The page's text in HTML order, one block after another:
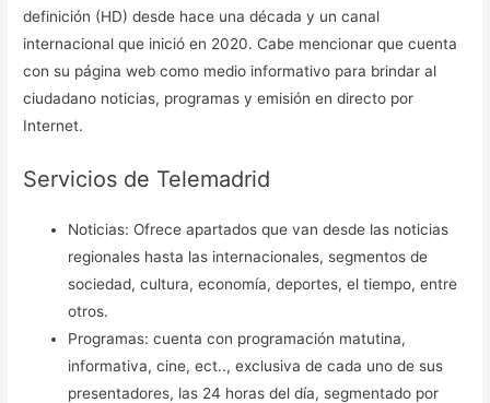
definición (HD) desde hace una década y un canal
internacional que inició en 2020. Cabe mencionar que cuenta
con su página web como medio informativo para brindar al
ciudadano noticias, programas y emisión en directo por
Internet.
Servicios de Telemadrid
Noticias: Ofrece apartados que van desde las noticias
regionales hasta las internacionales, segmentos de
sociedad, cultura, economía, deportes, el tiempo, entre
otros.
Programas: cuenta con programación matutina,
informativa, cine, ect.., exclusiva de cada uno de sus
presentadores, las 24 horas del día, segmentado por